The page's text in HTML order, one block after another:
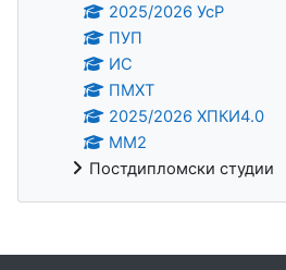
2025/2026 УсР
ПУП
ИС
ПМХТ
2025/2026 ХПКИ4.0
ММ2
Постдипломски студии
Supplementary blocks